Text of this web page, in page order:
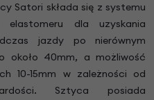
Satori składa się z systemu
dla uzyskania
jazdy po nierównym
około 40mm, a możliwość
10-15mm w zależności od
Sztyca posiada